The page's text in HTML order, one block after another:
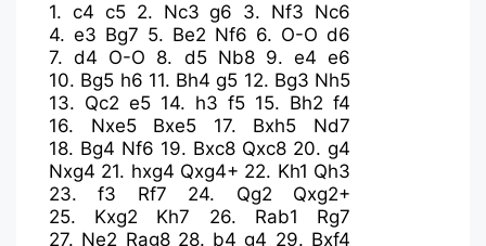
1. c4 c5 2. Nc3 g6 3. Nf3 Nc6
4. e3 Bg7 5. Be2 Nf6 6. O-O d6
7.d4 O-O 8. d5 Nb8 9. e4 e6
10. Bg5 h6 11. Bh4 g5 12. Bg3 Nh5
13. Qc2 e5 14. h3 f5 15. Bh2 f4
16. Nxe5 Bxe5 17. Bxh5
Nd7
18. Bg4 Nf6 19. Bxc8 Qxc8 20. g4
Nxg4 21. hxg4 Qxg4+ 22. Kh1 Qh3
23.f3 Rf7 24. Qg2
Qxg2+
25. Kxg2 Kh7 26. Rab1
Rg7
27. Ne2 Rag8 28. b4 g4 29. Bxf4